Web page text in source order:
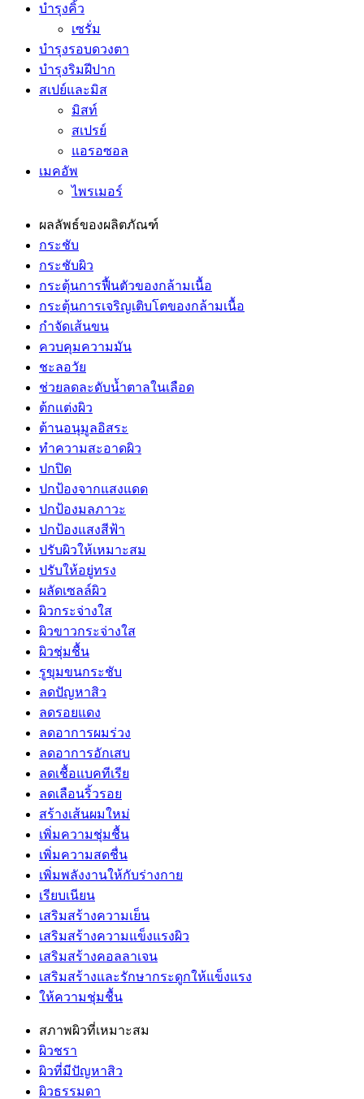
บำรุงคิ้ว
เซรั่ม
บำรุงรอบดวงตา
บำรุงริมฝีปาก
สเปย์และมิส
มิสท์
สเปรย์
แอรอซอล
เมคอัพ
ไพรเมอร์
ผลลัพธ์ของผลิตภัณฑ์
กระชับ
กระชับผิว
กระตุ้นการฟื้นตัวของกล้ามเนื้อ
กระตุ้นการเจริญเติบโตของกล้ามเนื้อ
กำจัดเส้นขน
ควบคุมความมัน
ชะลอวัย
ช่วยลดละดับน้ำตาลในเลือด
ต้กแต่งผิว
ต้านอนุมูลอิสระ
ทำความสะอาดผิว
ปกปิด
ปกป้องจากแสงแดด
ปกป้องมลภาวะ
ปกป้องแสงสีฟ้า
ปรับผิวให้เหมาะสม
ปรับให้อยู่ทรง
ผลัดเซลล์ผิว
ผิวกระจ่างใส
ผิวขาวกระจ่างใส
ผิวชุ่มชื้น
รูขุมขนกระชับ
ลดปัญหาสิว
ลดรอยแดง
ลดอาการผมร่วง
ลดอาการอักเสบ
ลดเชื้อแบคทีเรีย
ลดเลือนริ้วรอย
สร้างเส้นผมใหม่
เพิ่มความชุ่มชื้น
เพิ่มความสดชื่น
เพิ่มพลังงานให้กับร่างกาย
เรียบเนียน
เสริมสร้างความเย็น
เสริมสร้างความแข็งแรงผิว
เสริมสร้างคอลลาเจน
เสริมสร้างและรักษากระดูกให้แข็งแรง
ให้ความชุ่มชื้น
สภาพผิวที่เหมาะสม
ผิวชรา
ผิวที่มีปัญหาสิว
ผิวธรรมดา